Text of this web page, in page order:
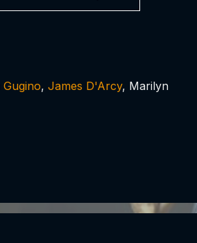
Gugino, James D'Arcy, Marilyn